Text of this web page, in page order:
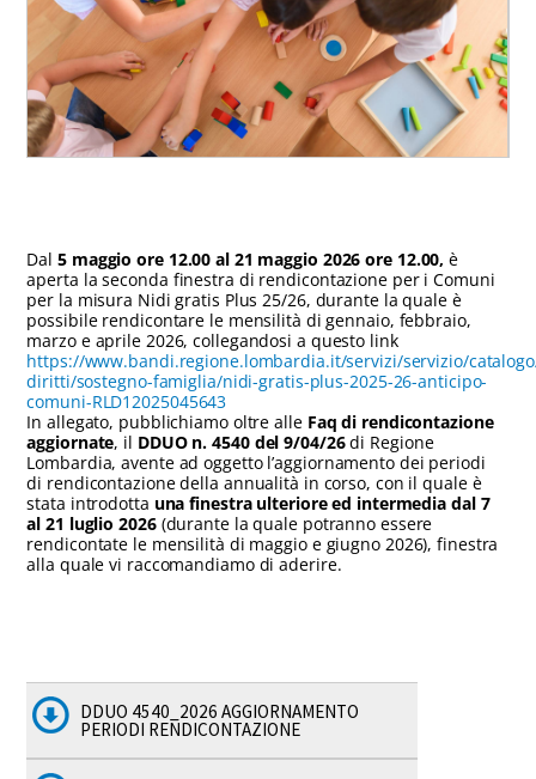
Dal 5 maggio ore 12.00 al 21 maggio 2026 ore 12.00,è
aperta la seconda finestra di rendicontazione per i Comuni
per la misura Nidi gratis Plus 25/26, durante la quale è
possibile rendicontare le mensilità di gennaio, febbraio,
marzo e aprile 2026, collegandosi a questo link
https://www.bandi.regione.lombardia.it/servizi/servizio/
diritti/sostegno-famiglia/nidi-gratis-plus-2025-26-anticipo-
comuni-RLD12025045643
In allegato, pubblichiamo oltre alle Faq di rendicontazione
aggiornate, il DDUO n. 4540 del 9/04/26di Regione
Lombardia, avente ad oggetto l’aggiornamento dei periodi
di rendicontazione della annualità in corso, con il quale è
stata introdotta una finestra ulteriore ed intermedia dal 7
al 21 luglio 2026(durante la quale potranno essere
rendicontate le mensilità di maggio e giugno 2026), finestra
alla quale vi raccomandiamo di aderire.
DDUO 4540_2026 AGGIORNAMENTO
PERIODI RENDICONTAZIONE